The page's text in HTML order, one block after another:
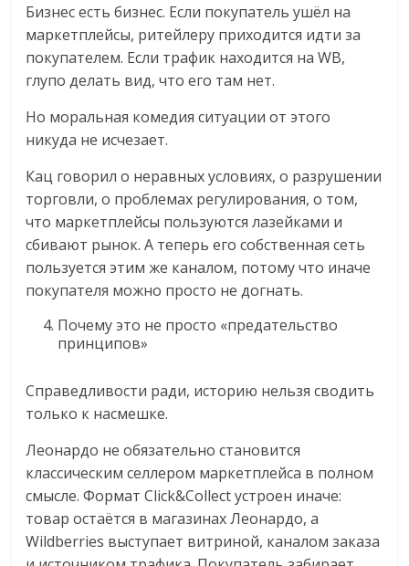
Бизнес есть бизнес. Если покупатель ушёл на
маркетплейсы, ритейлеру приходится идти за
покупателем. Если трафик находится на WB,
глупо делать вид, что его там нет.
Но моральная комедия ситуации от этого
никуда не исчезает.
Кац говорил о неравных условиях, о разрушении
торговли, о проблемах регулирования, о том,
что маркетплейсы пользуются лазейками и
сбивают рынок. А теперь его собственная сеть
пользуется этим же каналом, потому что иначе
покупателя можно просто не догнать.
Почему это не просто «предательство
принципов»
Справедливости ради, историю нельзя сводить
только к насмешке.
Леонардо не обязательно становится
классическим селлером маркетплейса в полном
смысле. Формат Click&Collect устроен иначе:
товар остаётся в магазинах Леонардо, а
Wildberries выступает витриной, каналом заказа